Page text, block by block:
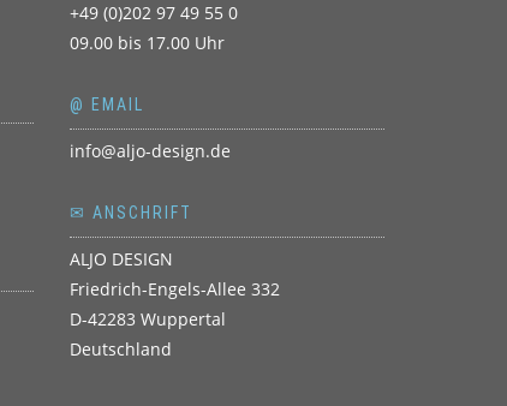
+49 (0)202 97 49 55 0
09.00 bis 17.00 Uhr
@ EMAIL
info@aljo-design.de
✉ ANSCHRIFT
ALJO DESIGN
Friedrich-Engels-Allee 332
D-42283 Wuppertal
Deutschland